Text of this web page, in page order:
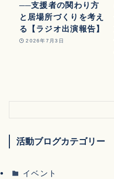
──支援者の関わり方
と居場所づくりを考え
る【ラジオ出演報告】
2026年7月3日
活動ブログカテゴリー
イベント